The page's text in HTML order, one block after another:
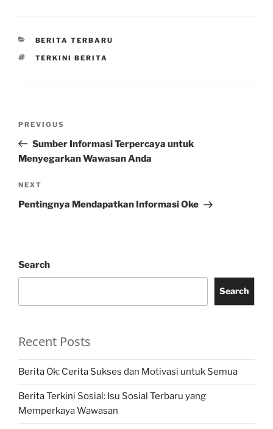
CATEGORIES
BERITA TERBARU
TAGS
TERKINI BERITA
Previous
Post
PREVIOUS
Sumber Informasi Terpercaya untuk
Menyegarkan Wawasan Anda
Next
Post
NEXT
Pentingnya Mendapatkan Informasi Oke
Search
Search
Recent Posts
Berita Ok: Cerita Sukses dan Motivasi untuk Semua
Berita Terkini Sosial: Isu Sosial Terbaru yang
Memperkaya Wawasan